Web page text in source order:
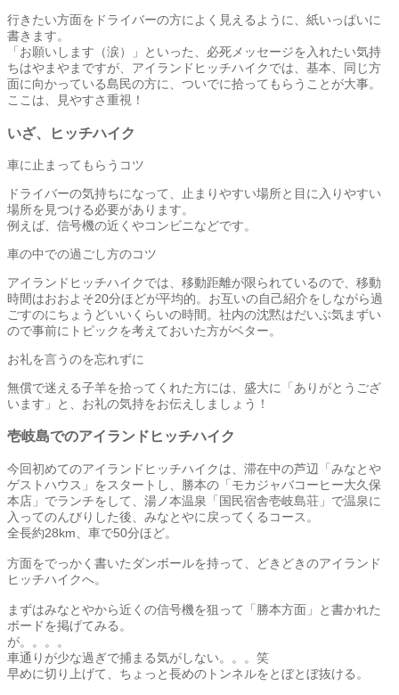
行きたい方面をドライバーの方によく見えるように、紙いっぱいに
書きます。
「お願いします（涙）」といった、必死メッセージを入れたい気持
ちはやまやまですが、アイランドヒッチハイクでは、基本、同じ方
面に向かっている島民の方に、ついでに拾ってもらうことが大事。
ここは、見やすさ重視！
いざ、ヒッチハイク
車に止まってもらうコツ
ドライバーの気持ちになって、止まりやすい場所と目に入りやすい
場所を見つける必要があります。
例えば、信号機の近くやコンビニなどです。
車の中での過ごし方のコツ
アイランドヒッチハイクでは、移動距離が限られているので、移動
時間はおおよそ20分ほどが平均的。お互いの自己紹介をしながら過
ごすのにちょうどいいくらいの時間。社内の沈黙はだいぶ気まずい
ので事前にトピックを考えておいた方がベター。
お礼を言うのを忘れずに
無償で迷える子羊を拾ってくれた方には、盛大に「ありがとうござ
います」と、お礼の気持をお伝えしましょう！
壱岐島でのアイランドヒッチハイク
今回初めてのアイランドヒッチハイクは、滞在中の芦辺「みなとや
ゲストハウス」をスタートし、勝本の「モカジャバコーヒー大久保
本店」でランチをして、湯ノ本温泉「国民宿舎壱岐島荘」で温泉に
入ってのんびりした後、みなとやに戻ってくるコース。
全長約28km、車で50分ほど。
方面をでっかく書いたダンボールを持って、どきどきのアイランド
ヒッチハイクへ。
まずはみなとやから近くの信号機を狙って「勝本方面」と書かれた
ボードを掲げてみる。
が。。。。
車通りが少な過ぎで捕まる気がしない。。。笑
早めに切り上げて、ちょっと長めのトンネルをとぼとぼ抜ける。